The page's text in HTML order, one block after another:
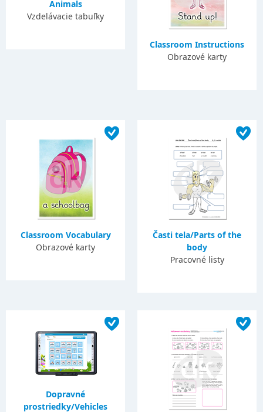
Animals
Vzdelávacie tabuľky
Classroom Instructions
Obrazové karty
Classroom Vocabulary
Obrazové karty
Časti tela/Parts of the
body
Pracovné listy
Dopravné
prostriedky/Vehicles